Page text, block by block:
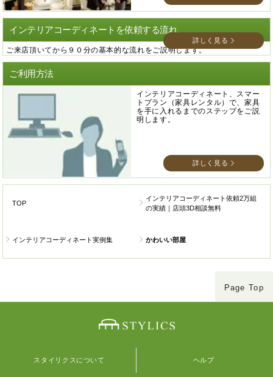
インテリアコーディネートを依頼する流れ
ご来店頂いてから９０分の基本的な流れをご説明します。
詳しく見る
ご利用方法
インテリアコーディネート、スマー
トプラン（家具レンタル）で、家具
を手に入れるまでのステップをご説
明します。
詳しく見る
TOP
インテリアコーディネート依頼2万組
の実績｜店頭3D相談無料
インテリアコーディネート実例集 かわいい部屋
Page Top
スタイリクスについて ヘルプ